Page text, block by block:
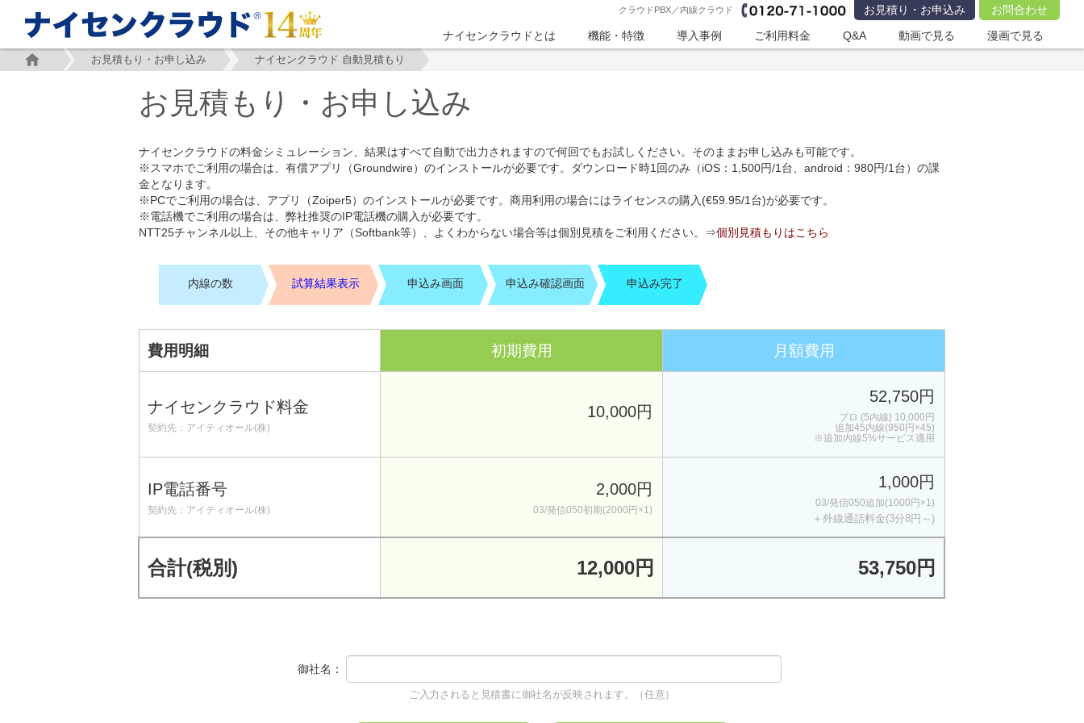
お問合わせ
お見積り・お申込み
クラウドPBX／内線クラウド
ナイセンクラウドとは 機能・特徴 導入事例 ご利用料金 Q&A 動画で見る 漫画で見る
お見積もり・お申し込み ナイセンクラウド 自動見積もり
お見積もり・お申し込み
ナイセンクラウドの料金シミュレーション、結果はすべて自動で出力されますので何回でもお試しください。そのままお申し込みも可能です。
※スマホでご利用の場合は、有償アプリ（Groundwire）のインストールが必要です。ダウンロード時1回のみ（iOS：1,500円/1台、android：980円/1台）の課
金となります。
※PCでご利用の場合は、アプリ（Zoiper5）のインストールが必要です。商用利用の場合にはライセンスの購入(€59.95/1台)が必要です。
※電話機でご利用の場合は、弊社推奨のIP電話機の購入が必要です。
NTT25チャンネル以上、その他キャリア（Softbank等）、よくわからない場合等は個別見積をご利用ください。⇒個別見積もりはこちら
内線の数 試算結果表示 申込み画面 申込み確認画面 申込み完了
費用明細 初期費用 月額費用
ナイセンクラウド料金
契約先：アイティオール(株)
10,000円
52,750円
プロ (5内線) 10,000円
追加45内線(950円×45)
※追加内線5%サービス適用
IP電話番号
契約先：アイティオール(株)
2,000円
03/発信050初期(2000円×1)
1,000円
03/発信050追加(1000円×1)
＋外線通話料金(3分8円～)
合計(税別) 12,000円 53,750円
御社名：
ご入力されると見積書に御社名が反映されます。（任意）